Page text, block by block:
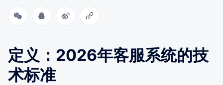
定义：2026年客服系统的技
术标准